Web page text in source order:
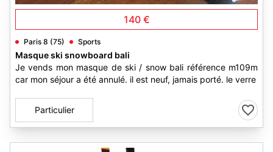
140 €
Paris 8 (75) Sports
Masque ski snowboard bali
Je vends mon masque de ski / snow bali référence m109m
car mon séjour a été annulé. il est neuf, jamais porté. le verre
Particulier